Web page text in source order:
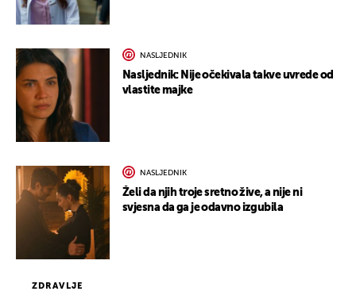
ZDRAVLJE
NASLJEDNIK
Nasljednik: Nije očekivala takve uvrede od
vlastite majke
NASLJEDNIK
Želi da njih troje sretno žive, a nije ni
svjesna da ga je odavno izgubila